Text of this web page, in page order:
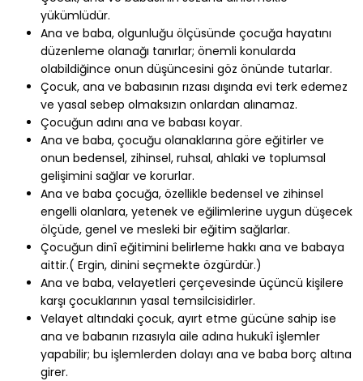
yükümlüdür.
Ana ve baba, olgunluğu ölçüsünde çocuğa hayatını
düzenleme olanağı tanırlar; önemli konularda
olabildiğince onun düşüncesini göz önünde tutarlar.
Çocuk, ana ve babasının rızası dışında evi terk edemez
ve yasal sebep olmaksızın onlardan alınamaz.
Çocuğun adını ana ve babası koyar.
Ana ve baba, çocuğu olanaklarına göre eğitirler ve
onun bedensel, zihinsel, ruhsal, ahlaki ve toplumsal
gelişimini sağlar ve korurlar.
Ana ve baba çocuğa, özellikle bedensel ve zihinsel
engelli olanlara, yetenek ve eğilimlerine uygun düşecek
ölçüde, genel ve mesleki bir eğitim sağlarlar.
Çocuğun dinî eğitimini belirleme hakkı ana ve babaya
aittir.( Ergin, dinini seçmekte özgürdür.)
Ana ve baba, velayetleri çerçevesinde üçüncü kişilere
karşı çocuklarının yasal temsilcisidirler.
Velayet altındaki çocuk, ayırt etme gücüne sahip ise
ana ve babanın rızasıyla aile adına hukukî işlemler
yapabilir; bu işlemlerden dolayı ana ve baba borç altına
girer.